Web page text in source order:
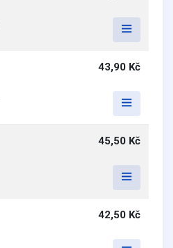
43,90 Kč
45,50 Kč
42,50 Kč